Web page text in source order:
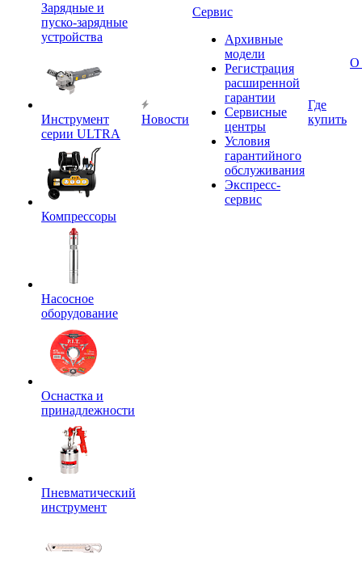
Зарядные и
пуско-зарядные
устройства
Инструмент
серии ULTRA
Компрессоры
Насосное
оборудование
Оснастка и
принадлежности
Пневматический
инструмент
Новости
Сервис
Архивные
модели
Регистрация
расширенной
гарантии
Сервисные
центры
Условия
гарантийного
обслуживания
Экспресс-
сервис
Где
купить
О